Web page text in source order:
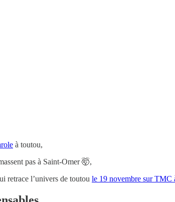
à toutou,
pas à Saint-Omer 🤯,
retrace l’univers de toutou le 19 novembre sur TMC